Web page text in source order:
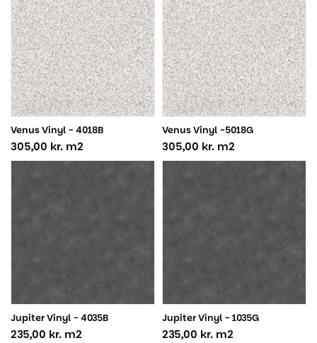
Venus Vinyl - 4018B
305,00 kr. m2
Venus Vinyl -5018G
305,00 kr. m2
Jupiter Vinyl - 4035B
235,00 kr. m2
Jupiter Vinyl - 1035G
235,00 kr. m2